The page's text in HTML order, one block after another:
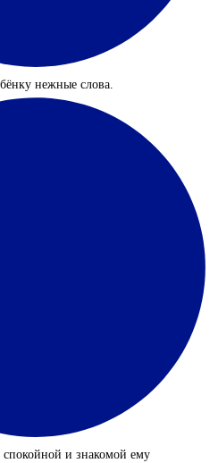
нежные слова.
и знакомой ему